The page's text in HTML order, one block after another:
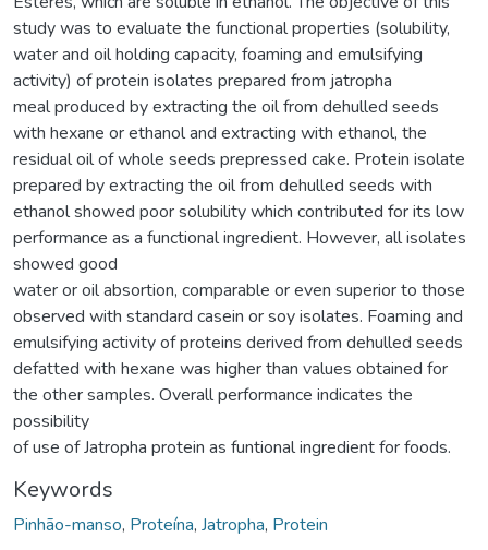
study was to evaluate the functional properties (solubility,
water and oil holding capacity, foaming and emulsifying
activity) of protein isolates prepared from jatropha
meal produced by extracting the oil from dehulled seeds
with hexane or ethanol and extracting with ethanol, the
residual oil of whole seeds prepressed cake. Protein isolate
prepared by extracting the oil from dehulled seeds with
ethanol showed poor solubility which contributed for its low
performance as a functional ingredient. However, all isolates
showed good
water or oil absortion, comparable or even superior to those
observed with standard casein or soy isolates. Foaming and
emulsifying activity of proteins derived from dehulled seeds
defatted with hexane was higher than values obtained for
the other samples. Overall performance indicates the
possibility
of use of Jatropha protein as funtional ingredient for foods.
Keywords
Pinhão-manso, Proteína, Jatropha, Protein